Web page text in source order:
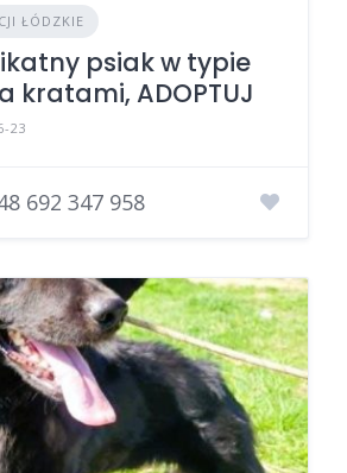
ŁÓDZKIE
psiak w typie
kratami, ADOPTUJ
23
692 347 958